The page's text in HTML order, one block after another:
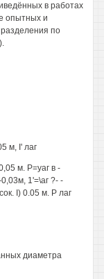
в работах
опытных и
по
м, I' лаг
м. Р=уаг в -
1'=\аг ?- -
I) 0.05 м. Р лаг
диаметра